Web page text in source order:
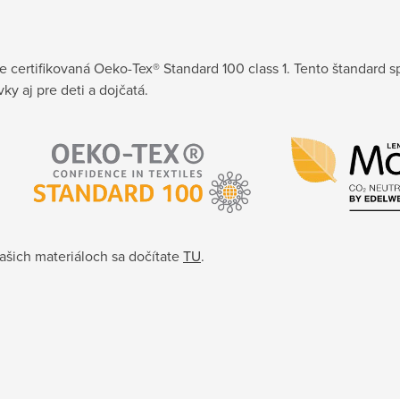
certifikovaná Oeko-Tex® Standard 100 class 1. Tento štandard
aj pre deti a dojčatá.
materiáloch sa dočítateTU.